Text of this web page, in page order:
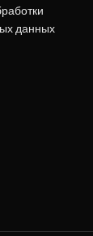
данных